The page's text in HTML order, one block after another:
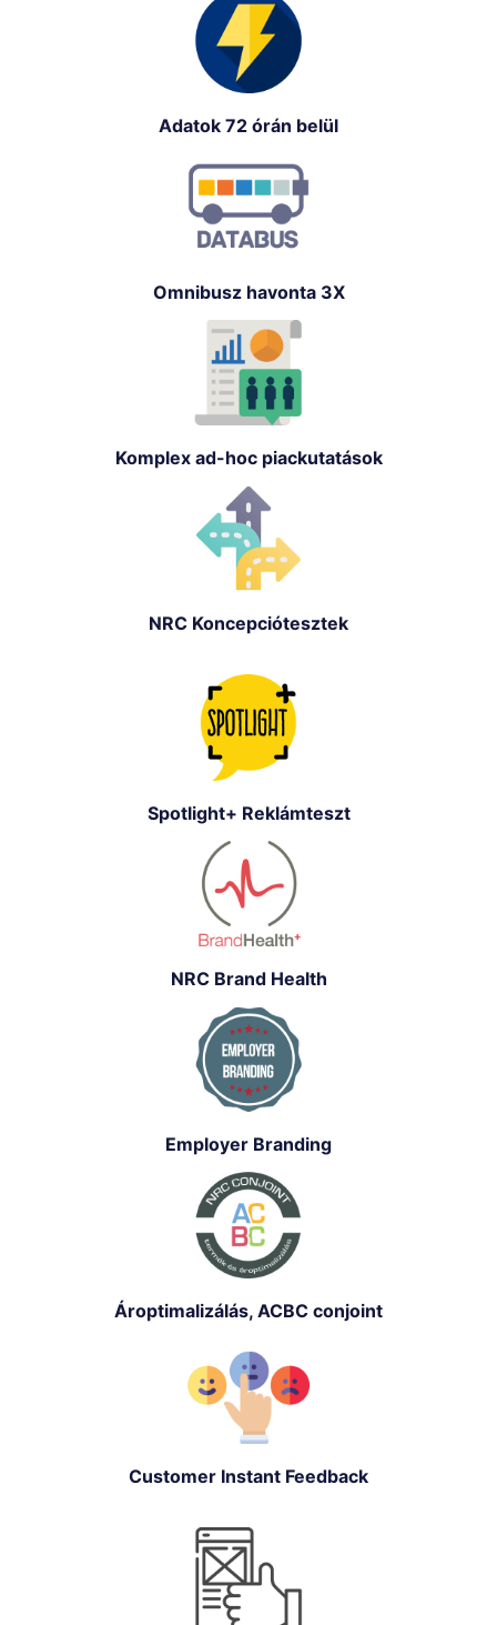
Adatok 72 órán belül
Omnibusz havonta 3X
Komplex ad-hoc piackutatások
NRC Koncepciótesztek
Spotlight+ Reklámteszt
NRC Brand Health
Employer Branding
Ároptimalizálás, ACBC conjoint
Customer Instant Feedback